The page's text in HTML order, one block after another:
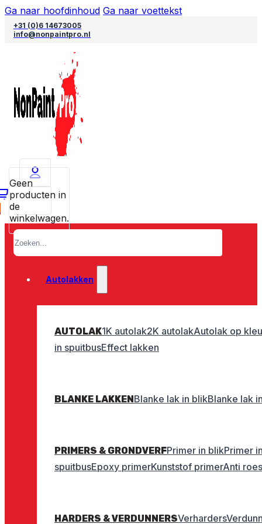
Ga naar hoofdinhoud Ga naar voettekst
+31 (0)6 14673005
info@nonpaintpro.nl
Geen
producten in
de
winkelwagen.
Zoeken
Autolakken
AUTOLAK1K autolak2K autolakAutolak op
in spuitbusEffect lakken
BLANKE LAKKENBlanke lak in blikBlanke lak
PRIMERS & GRONDVERFPrimer in blikPrimer
spuitbusEpoxy primerKunststof primerAnti
HARDERS & VERDUNNERSVerharders